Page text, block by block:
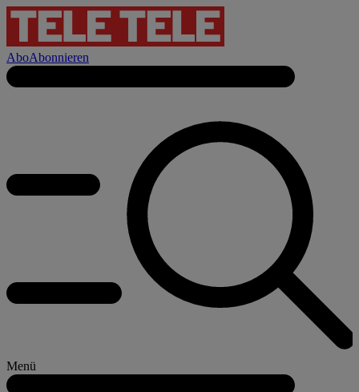
AboAbonnieren
Menü